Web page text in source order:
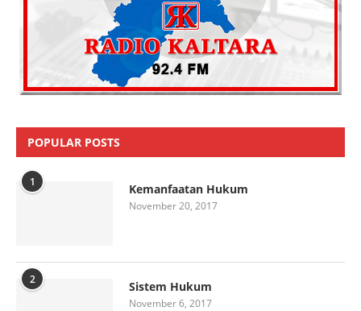
POPULAR POSTS
1 Kemanfaatan Hukum
November 20, 2017
2 Sistem Hukum
November 6, 2017